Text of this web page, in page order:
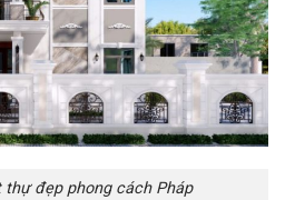
đẹp phong cách Pháp